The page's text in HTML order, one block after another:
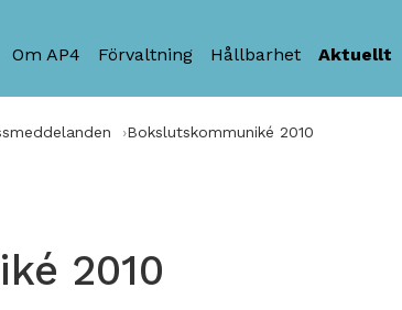
Om AP4 Förvaltning Hållbarhet Aktuellt
Bokslutskommuniké 2010
2010